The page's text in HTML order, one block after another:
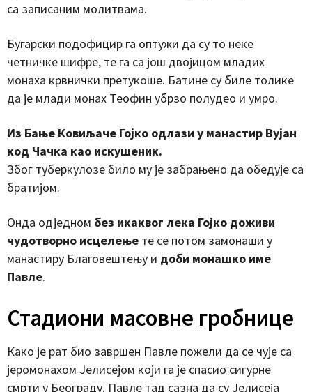
са записаним молитвама.
Бугарски подофицир га оптужи да су то неке
четничке шифре, те га са још двојицом младих
монаха крвнички претукоше. Батине су биле толике
да је млади монах Теофин убрзо полудео и умро.
Из Бање Ковиљаче Гојко одлази у манастир Вујан
код Чачка као искушеник.
Због туберкулозе било му је забрањено да обедује са
братијом.
Онда одједном без икаквог лека Гојко доживи
чудотворно исцелење те се потом замонаши у
манастиру Благовештењу и доби монашко име
Павле.
Стадиони масовне гробнице
Како је рат био завршен Павле пожели да се чује са
јеромонахом Јелисејом који га је спасио сигурне
смрти у Београду. Павле тад сазна да су Јелисеја